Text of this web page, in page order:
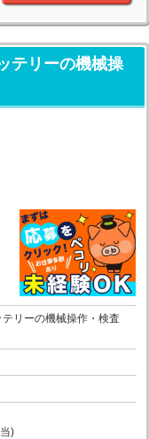
テリーの機械操
リーの機械操作・検査
)